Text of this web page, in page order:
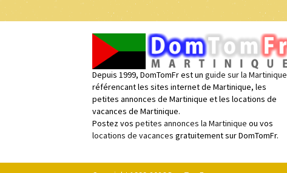
Depuis 1999, DomTomFr est un guide sur la Martinique
référencant les sites internet de Martinique, les
petites annonces de Martinique et les locations de
vacances de Martinique.
Postez vos petites annonces la Martinique ou vos
locations de vacances gratuitement sur DomTomFr.